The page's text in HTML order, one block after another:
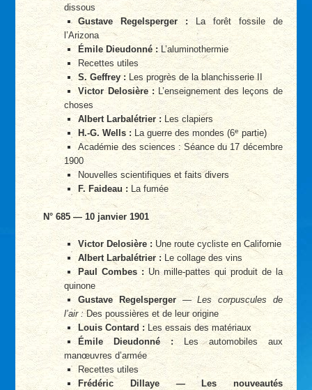
dissous
Gustave Regelsperger :La forêt fossile de
l’Arizona
Émile Dieudonné :L’aluminothermie
Recettes utiles
S. Geffrey :Les progrès de la blanchisserie II
Victor Delosière :L’enseignement des leçons de
choses
Albert Larbalétrier :Les clapiers
H.-G. Wells : La guerre des mondes (6epartie)
Académie des sciences : Séance du 17 décembre
1900
Nouvelles scientifiques et faits divers
F. Faideau : La fumée
N° 685 — 10 janvier 1901
Victor Delosière :Une route cycliste en Californie
Albert Larbalétrier :Le collage des vins
Paul Combes :Un mille-pattes qui produit de la
quinone
Gustave Regelsperger—Les corpuscules de
l’air :Des poussières et de leur origine
Louis Contard :Les essais des matériaux
Émile Dieudonné :Les automobiles aux
manœuvres d’armée
Recettes utiles
Frédéric Dillaye — Les nouveautés